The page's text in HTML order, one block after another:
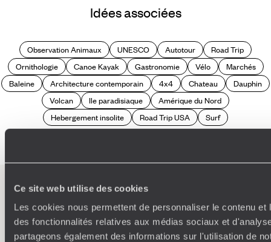
Ce site web utilise des cookies
Les cookies nous permettent de personnaliser le contenu et
des fonctionnalités relatives aux médias sociaux et
partageons également des informations sur l'utilisation de
Idées associées
Observation Animaux UNESCO Autotour
Road Trip
Ornithologie
Canoe Kayak Gastronomie Vélo
Marchés
Baleine
Architecture contemporain 4x4 Chateau
Dauphin
Volcan
Ile paradisiaque
Amérique du Nord
Hebergement insolite
Road Trip USA Surf
L’espritVoyageurs du
Monde